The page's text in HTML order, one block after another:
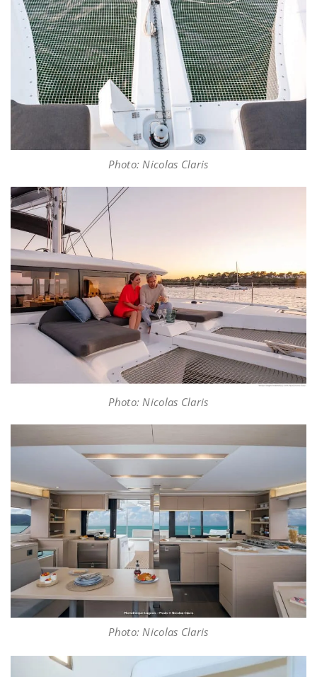
Photo: Nicolas Claris
Photo: Nicolas Claris
Photo: Nicolas Claris